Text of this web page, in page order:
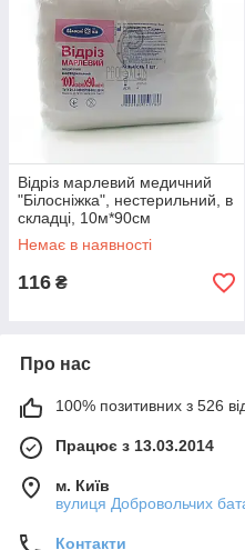
Відріз марлевий медичний
"Білосніжка", нестерильний, в
складці, 10м*90см
Немає в наявності
116 ₴
Про нас
100% позитивних з 526
Працює з 13.03.2014
м. Київ
вулиця Добровольчих
Контакти